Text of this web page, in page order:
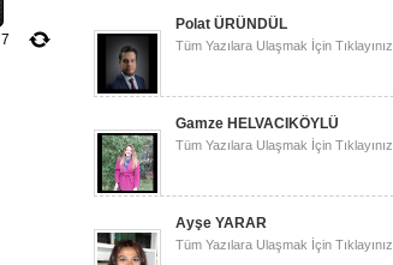
7
Polat ÜRÜNDÜL
Tüm Yazılara Ulaşmak İçin Tıklayınız.
Gamze HELVACIKÖYLÜ
Tüm Yazılara Ulaşmak İçin Tıklayınız.
Ayşe YARAR
Tüm Yazılara Ulaşmak İçin Tıklayınız.